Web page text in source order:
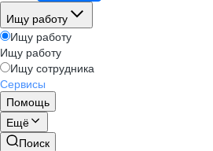
Ищу работу
Ищу работу
Ищу работу
Ищу сотрудника
Сервисы
Помощь
Ещё
Поиск